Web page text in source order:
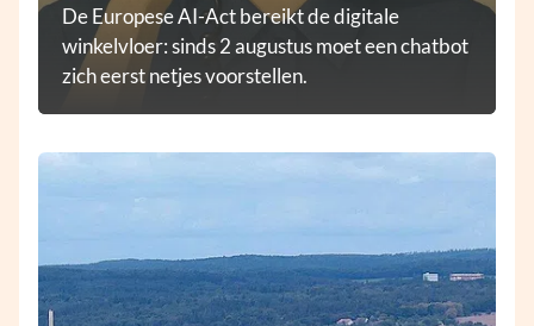
De Europese AI-Act bereikt de digitale
winkelvloer: sinds 2 augustus moet een chatbot
zich eerst netjes voorstellen.